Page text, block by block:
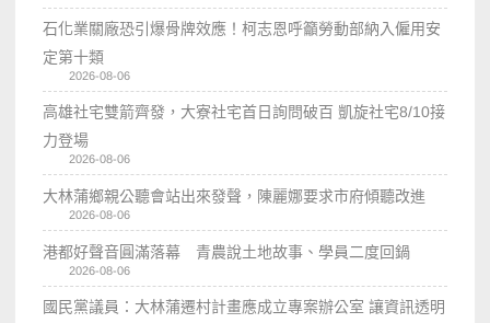
石化業關廠恐引爆骨牌效應！柯志恩呼籲勞動部納入僱用安
定第十類
2026-08-06
高雄社宅雙箭齊發，大寮社宅首日詢問破百 凱旋社宅8/10接
力登場
2026-08-06
大林蒲鄉親公聽會站出來發聲，陳麗娜要求市府傾聽改進
2026-08-06
港都好聲音圓滿落幕 青農說土地故事、學員二度回鍋
2026-08-06
國民黨議員：大林蒲遷村計畫應成立專案辦公室 讓資訊透明